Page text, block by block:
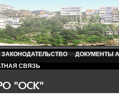
ЗАКОНОДАТЕЛЬСТВО
ДОКУМЕНТЫ
СВЯЗЬ
"ОСК"